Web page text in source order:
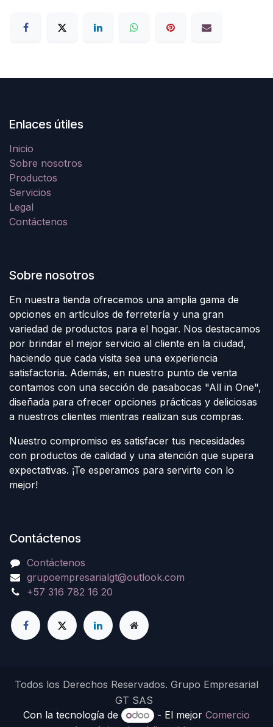
Enlaces útiles
Inicio
Sobre nosotros
Productos
Servicios
Legal
Contáctenos
Sobre nosotros
En nuestra tienda ofrecemos una amplia gama de
opciones en artículos de ferretería y una gran
variedad de productos para el hogar. Nos destacamos
por brindar el mejor servicio al cliente en la ciudad,
haciendo que cada visita sea una experiencia
satisfactoria. Además, en nuestro punto de venta
contamos con una sección de pasabocas "All in One",
diseñada para ofrecer opciones prácticas y deliciosas
a nuestros clientes mientras realizan sus compras.
Nuestro compromiso es satisfacer tus necesidades
con productos de calidad y una atención que supera
expectativas. ¡Te esperamos para servirte con lo
mejor!
Contáctenos
Contáctenos
grupoempresarialgt@outlook.com
+57 316 782 16 20
Todos los Derechos Reservados. Grupo Empresarial
GT SAS
Con la tecnología de
- El mejorComercio